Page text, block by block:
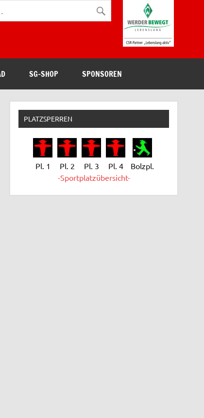
SG-SHOP SPONSOREN
PLATZSPERREN
Pl. 1 Pl. 2 Pl. 3 Pl. 4
Bolzpl.
-Sportplatzübersicht-